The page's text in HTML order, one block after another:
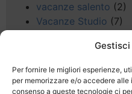
Gestisci
Per fornire le migliori esperienze,
per memorizzare e/o accedere
consenso a queste tecnologie ci
vacanze salento (2)
Vacanze Studio (7)
(5)
Veneto (25)
Voli low cost(4)